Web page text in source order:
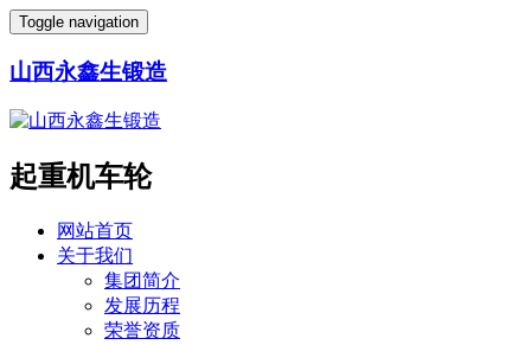
Toggle navigation
山西永鑫生锻造
起重机车轮
网站首页
关于我们
集团简介
发展历程
荣誉资质